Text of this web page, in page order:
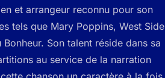
et arrangeur reconnu pour son
tels que Mary Poppins, West Side
Son talent réside dans sa
au service de la narration